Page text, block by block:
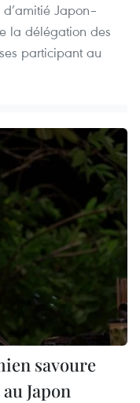
Japon–
la délégation des
participant au
savoure
Japon